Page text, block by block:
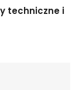
techniczne i